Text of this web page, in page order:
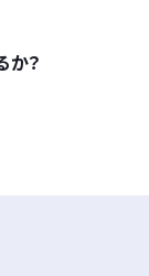
か？